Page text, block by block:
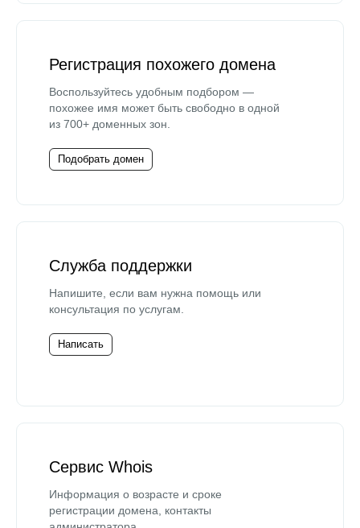
Регистрация похожего домена
Воспользуйтесь удобным подбором —
похожее имя может быть свободно в одной
из 700+ доменных зон.
Подобрать домен
Служба поддержки
Напишите, если вам нужна помощь или
консультация по услугам.
Написать
Сервис Whois
Информация о возрасте и сроке
регистрации домена, контакты